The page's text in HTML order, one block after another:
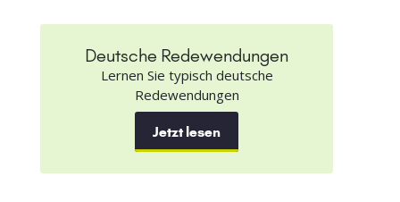
Deutsche Redewendungen
Lernen Sie typisch deutsche
Redewendungen
Jetzt lesen